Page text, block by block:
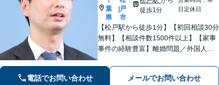
葉
県
|戸
市
徒歩1分
日定休日
【松戸駅から徒歩1分】【初回相談30分
無料】【相談件数1500件以上】【家事
事件の経験豊富】離婚問題／外国人問
頼者に寄り添うスタイルに定評あり。
「解決後の生活から考える」がモット
電話でお問い合わせ メールでお問い合わせ